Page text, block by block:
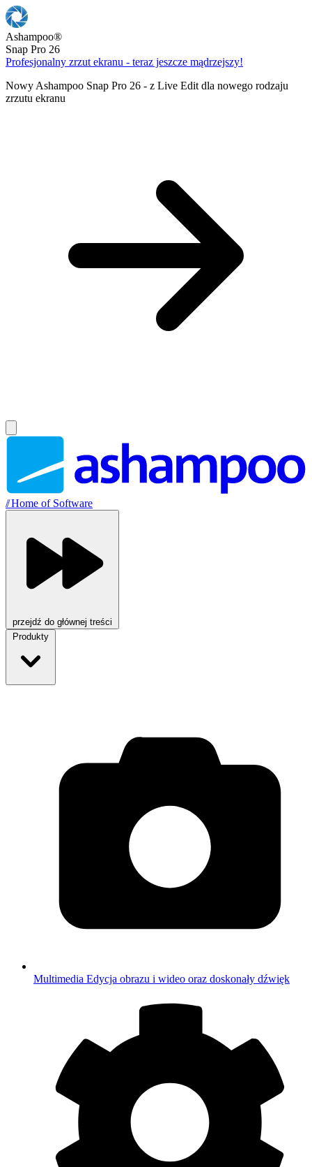
Ashampoo®
Snap Pro 26
Profesjonalny zrzut ekranu - teraz jeszcze mądrzejszy!
Nowy Ashampoo Snap Pro 26 - z Live Edit dla nowego rodzaju
zrzutu ekranu
//Home of Software
przejdź do głównej treści
Produkty
Multimedia Edycja obrazu i wideo oraz doskonały dźwięk